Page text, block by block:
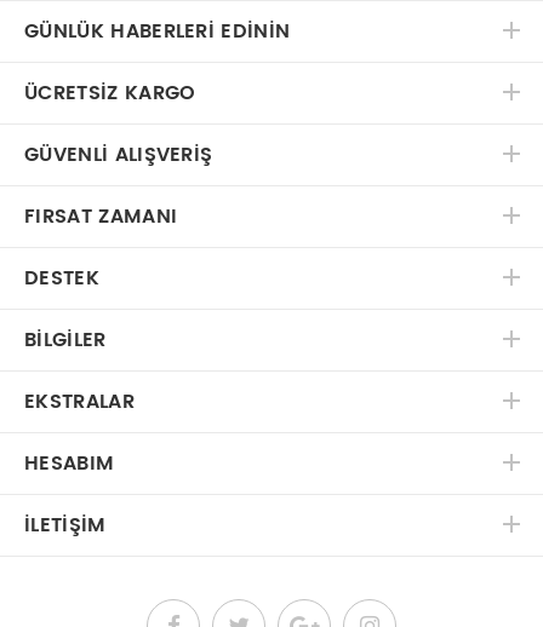
GÜNLÜK HABERLERİ EDİNİN
ÜCRETSIZ KARGO
GÜVENLI ALIŞVERIŞ
FIRSAT ZAMANI
DESTEK
BILGILER
EKSTRALAR
HESABIM
İLETIŞIM